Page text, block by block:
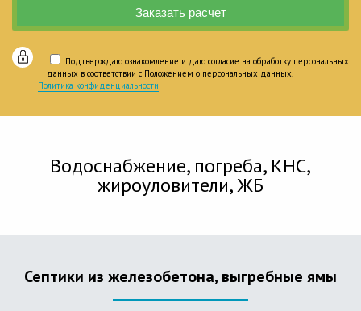
Подтверждаю ознакомление и даю согласие на обработку персональных
данных в соответствии с Положением о персональных данных.
Политика конфиденциальности
Водоснабжение, погреба, КНС,
жироуловители, ЖБ
Септики из железобетона, выгребные ямы